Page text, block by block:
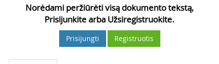
Norėdami peržiūrėti visą dokumento tekstą,
Prisijunkite arba Užsiregistruokite.
Prisijungti Registruotis